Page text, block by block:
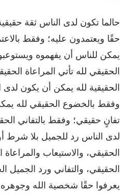
حالما تكون لدى الناس ثقة
حقًا ويعتمدون عليه؛ وفقط
يمكن للناس أن يفهموه
الحقيقي لله تأتي المراعاة
الحقيقية لله يمكن أن يكون
وفقط بالخضوع الحقيقي لله
تفانٍ حقيقي؛ وفقط بالتفاني
لدى الناس رد للجميل بلا شرط
الحقيقي، والاستيعاب
الحقيقي، والتفاني ورد الجميل
يعرفوا حقًا شخصية الله